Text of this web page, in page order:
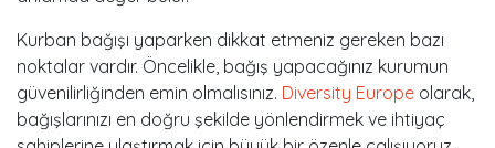
Kurban bağışı yaparken dikkat etmeniz gereken bazı
noktalar vardır. Öncelikle, bağış yapacağınız kurumun
güvenilirliğinden emin olmalısınız. Diversity Europe olarak,
bağışlarınızı en doğru şekilde yönlendirmek ve ihtiyaç